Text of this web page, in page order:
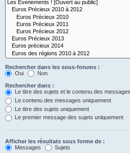
Rechercher dans les sous-forums :
Oui
Non
Rechercher dans :
Le titre des sujets et le contenu des messages
Le contenu des messages uniquement
Le titre des sujets uniquement
Le premier message des sujets uniquement
Afficher les résultats sous forme de :
Messages
Sujets